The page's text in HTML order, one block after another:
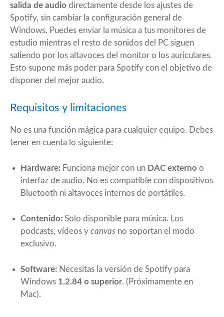
salida de audio directamente desde los ajustes de
Spotify, sin cambiar la configuración general de
Windows. Puedes enviar la música a tus monitores de
estudio mientras el resto de sonidos del PC siguen
saliendo por los altavoces del monitor o los auriculares.
Esto supone más poder para Spotify con el objetivo de
disponer del mejor audio.
Requisitos y limitaciones
No es una función mágica para cualquier equipo. Debes
tener en cuenta lo siguiente:
Hardware: Funciona mejor con un DAC externo o
interfaz de audio. No es compatible con dispositivos
Bluetooth ni altavoces internos de portátiles.
Contenido: Solo disponible para música. Los
podcasts, vídeos y canvas no soportan el modo
exclusivo.
Software: Necesitas la versión de Spotify para
Windows 1.2.84 o superior. (Próximamente en
Mac).